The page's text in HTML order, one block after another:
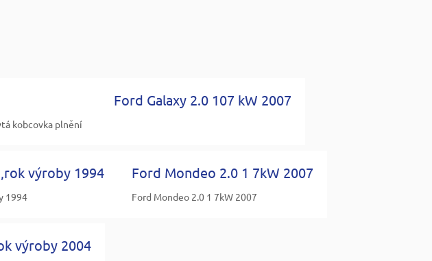
kobcovka plnění
Ford Galaxy 2.0 107 kW 2007
výroby 1994
1994
Ford Mondeo 2.0 1 7kW 2007
Ford Mondeo 2.0 1 7kW 2007
výroby 2004